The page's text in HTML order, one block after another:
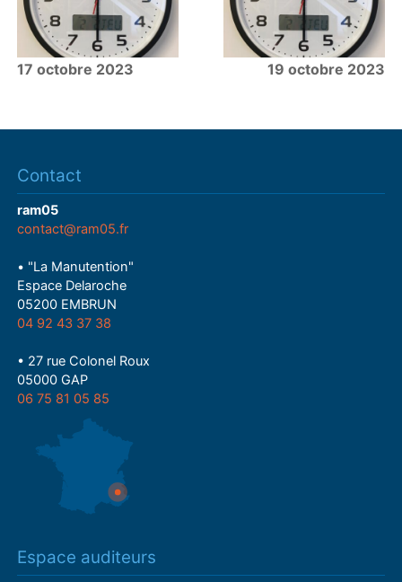
17 octobre 2023 19 octobre 2023
Contact
ram05
contact@ram05.fr
• "La Manutention"
Espace Delaroche
05200 EMBRUN
04 92 43 37 38
• 27 rue Colonel Roux
05000 GAP
06 75 81 05 85
Espace auditeurs